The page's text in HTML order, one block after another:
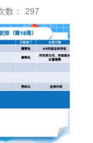
数： 297